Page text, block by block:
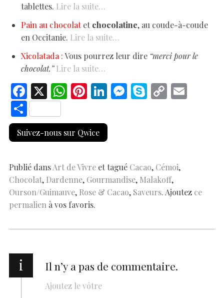
tablettes. Lire la suite…
Pain au chocolatet chocolatine, au coude-à-coude
en Occitanie. Lire la suite…
Xicolatada :Vous pourrez leur dire “merci pour le
chocolat.” Lire la suite…
F
ac
e
b
o
k
X W
at
s
p
p
Pi
er
es
Li
k
e
n
M
er
S C
n
k
S
h
ar
Suivez-nous sur Qwice
Publié dansArt de Vivre et tagué Cacao, Cémoi,
Chocolat, Dardenne, Gourmandise, Malakoff,
Ourson/Guimauve, Rose & Cacao, Saveurs. Ajoutez ce
permalien à vos favoris.
i Il n’y a pas de commentaire.
Ajoutez le vôtre